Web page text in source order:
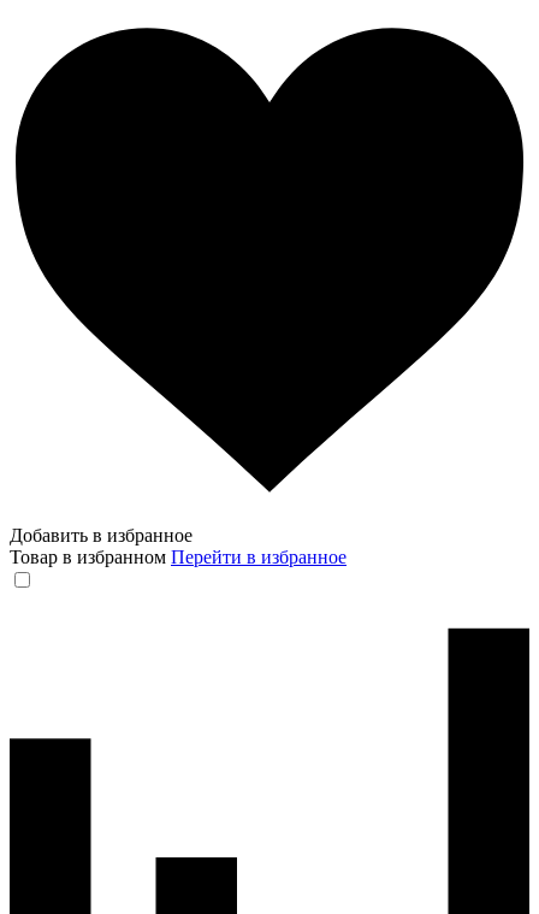
Добавить в избранное
Товар в избранном Перейти в избранное